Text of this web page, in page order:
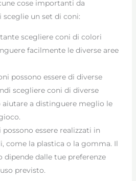
cose importanti da
sceglie un set di coni:
scegliere coni di colori
facilmente le diverse aree
possono essere di diverse
scegliere coni di diverse
a distinguere meglio le
essere realizzati in
come la plastica o la gomma. Il
dipende dalle tue preferenze
previsto.